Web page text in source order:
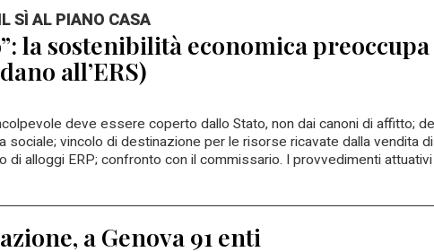
SÌ AL PIANO CASA
la sostenibilità economica
all’ERS)
deve essere coperto dallo Stato, non dai canoni di affitto;
sociale; vincolo di destinazione per le risorse ricavate dalla vendita di
di alloggi ERP; confronto con il commissario. I provvedimenti attuativi
a Genova 91 enti